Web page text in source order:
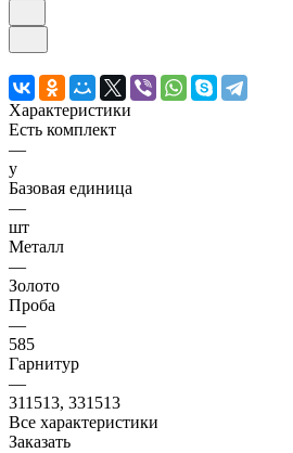
Характеристики
Есть комплект
—
y
Базовая единица
—
шт
Металл
—
Золото
Проба
—
585
Гарнитур
—
311513, 331513
Все характеристики
Заказать